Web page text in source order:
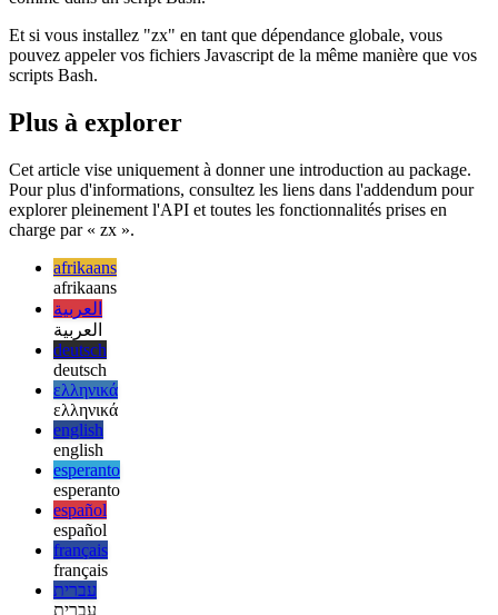
En utilisant le signe dollar comme opérateur suivi de deux backticks
qui incluent votre code Bash, vous pouvez passer des appels réels
comme dans un script Bash.
Et si vous installez "zx" en tant que dépendance globale, vous
pouvez appeler vos fichiers Javascript de la même manière que vos
scripts Bash.
Plus à explorer
Cet article vise uniquement à donner une introduction au package.
Pour plus d'informations, consultez les liens dans l'addendum pour
explorer pleinement l'API et toutes les fonctionnalités prises en
charge par « zx ».
afrikaans
afrikaans
العربية
العربية
deutsch
deutsch
ελληνικά
ελληνικά
english
english
esperanto
esperanto
español
español
français